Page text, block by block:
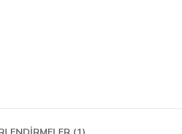
Evtipi
(1)